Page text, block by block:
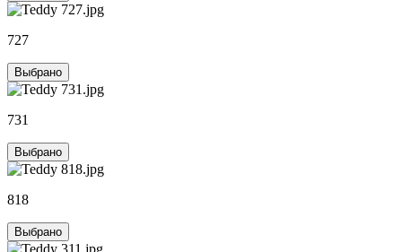
727
Выбрано
731
Выбрано
818
Выбрано